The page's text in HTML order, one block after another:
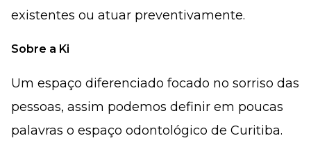
existentes ou atuar preventivamente.
Sobre a Ki
Um espaço diferenciado focado no sorriso das
pessoas, assim podemos definir em poucas
palavras o espaço odontológico de Curitiba.